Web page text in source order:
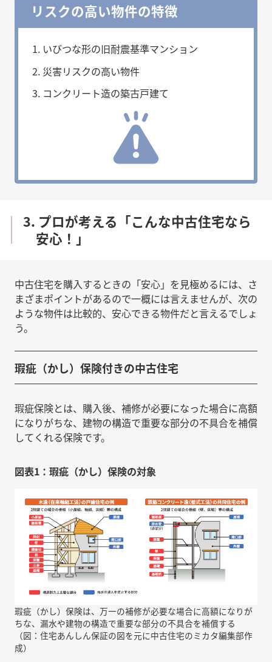
リスクの高い物件の特徴
いびつな形の旧耐震基準マンション
災害リスクの高い物件
コンクリート造の築古戸建て
3. プロが考える「こんな中古住宅なら
安心！」
中古住宅を購入するときの「安心」を見極めるには、さ
まざまポイントがあるので一概には言えませんが、次の
ような物件は比較的、安心できる物件だと言えるでしょ
う。
瑕疵（かし）保険付きの中古住宅
瑕疵保険とは、購入後、補修が必要になった場合に高額
になりがちな、建物の構造で重要な部分の不具合を補償
してくれる保険です。
図表1：瑕疵（かし）保険の対象
瑕疵（かし）保険は、万一の補修が必要な場合に高額になりが
ちな、漏水や建物の構造で重要な部分の不具合を補償する
（図：住宅あんしん保証の図を元に中古住宅のミカタ編集部作
成）